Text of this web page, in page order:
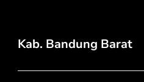
Kab. Bandung Barat